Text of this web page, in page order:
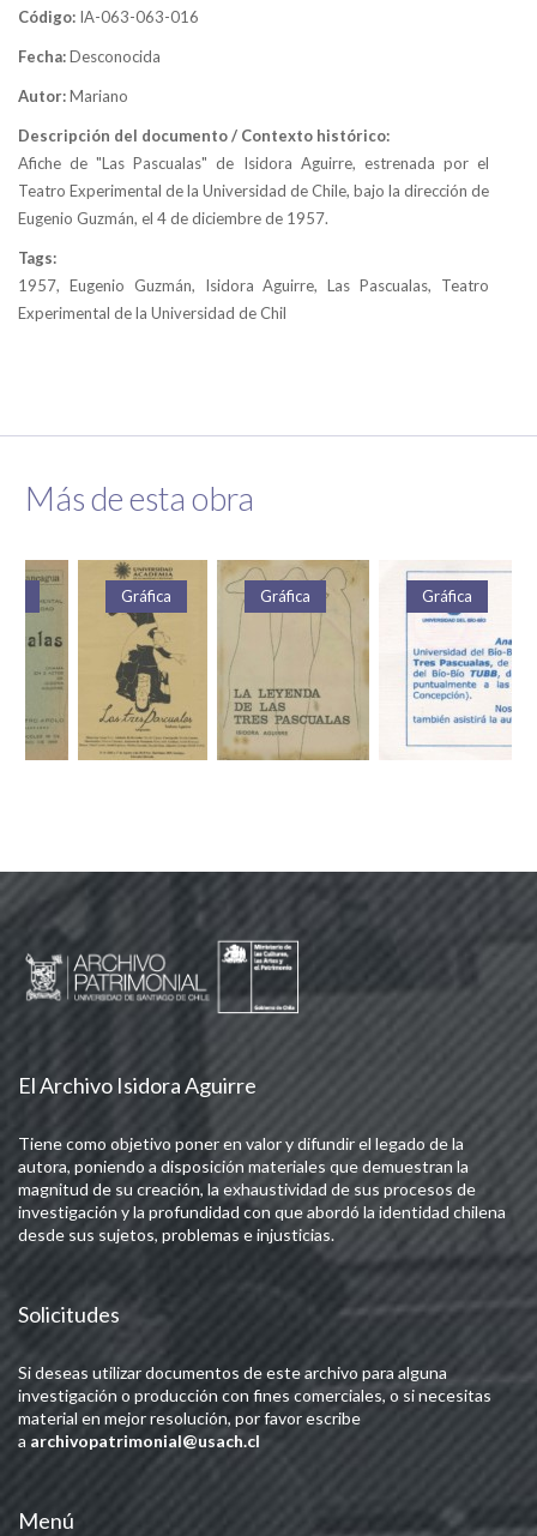
Código: IA-063-063-016
Fecha:Desconocida
Autor:Mariano
Descripción del documento / Contexto histórico:
Afiche de "Las Pascualas" de Isidora Aguirre, estrenada por el
Teatro Experimental de la Universidad de Chile, bajo la dirección de
Eugenio Guzmán, el 4 de diciembre de 1957.
Tags:
1957, Eugenio Guzmán, Isidora Aguirre, Las Pascualas, Teatro
Experimental de la Universidad de Chil
Más de esta obra
Gráfica Gráfica Gráfica
El Archivo Isidora Aguirre
Tiene como objetivo poner en valor y difundir el legado de la
autora, poniendo a disposición materiales que demuestran la
magnitud de su creación, la exhaustividad de sus procesos de
investigación y la profundidad con que abordó la identidad chilena
desde sus sujetos, problemas e injusticias.
Solicitudes
Si deseas utilizar documentos de este archivo para alguna
investigación o producción con fines comerciales, o si necesitas
material en mejor resolución, por favor escribe
a archivopatrimonial@usach.cl
Menú